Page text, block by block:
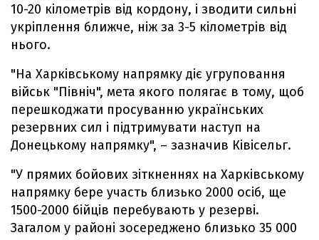
10-20 кілометрів від кордону, і зводити сильні
укріплення ближче, ніж за 3-5 кілометрів від
нього.
"На Харківському напрямку діє угруповання
військ "Північ", мета якого полягає в тому, щоб
перешкоджати просуванню українських
резервних сил і підтримувати наступ на
Донецькому напрямку", – зазначив Ківісельг.
"У прямих бойових зіткненнях на Харківському
напрямку бере участь близько 2000 осіб, ще
1500-2000 бійців перебувають у резерві.
Загалом у районі зосереджено близько 35 000